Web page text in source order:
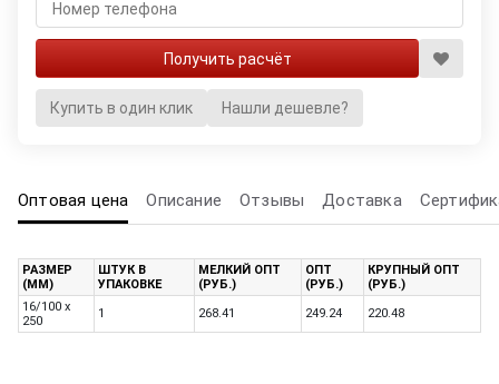
Купить в один клик Нашли дешевле?
Оптовая цена Описание Отзывы Доставка
РАЗМЕР
(ММ)
ШТУК В
УПАКОВКЕ
МЕЛКИЙ ОПТ
(РУБ.)
ОПТ
(РУБ.)
КРУПНЫЙ ОПТ
(РУБ.)
16/100 x
250
1 268.41 249.24 220.48